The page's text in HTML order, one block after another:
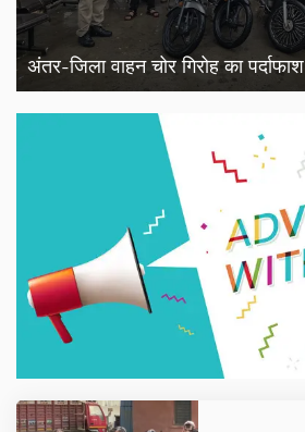
अंतर-जिला वाहन चोर गिरोह का पर्दाफाश